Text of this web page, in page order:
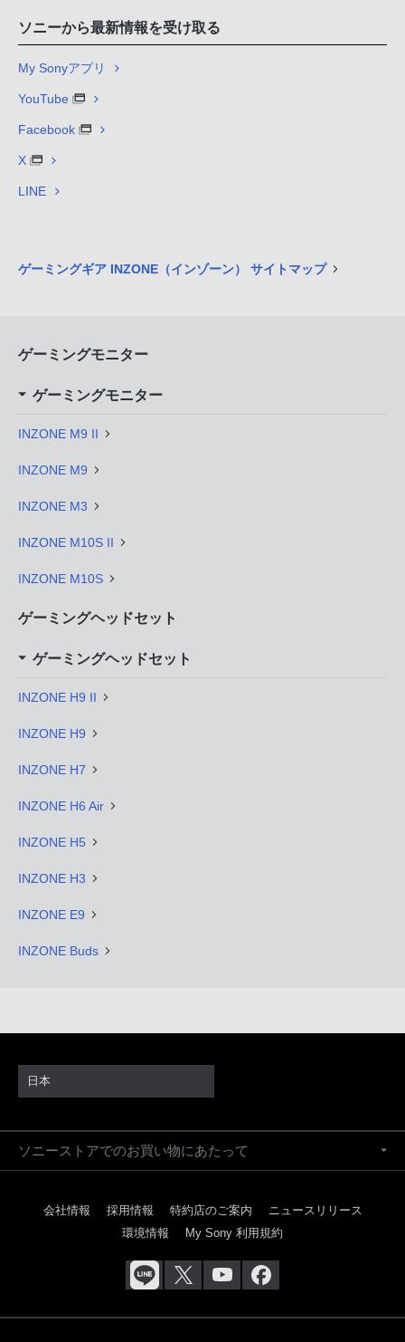
ソニーから最新情報を受け取る
My Sonyアプリ
YouTube
Facebook
X
LINE
ゲーミングギア INZONE（インゾーン） サイトマップ
ゲーミングモニター
ゲーミングモニター
INZONE M9 II
INZONE M9
INZONE M3
INZONE M10S II
INZONE M10S
ゲーミングヘッドセット
ゲーミングヘッドセット
INZONE H9 II
INZONE H9
INZONE H7
INZONE H6 Air
INZONE H5
INZONE H3
INZONE E9
INZONE Buds
日本
ソニーストアでのお買い物にあたって
会社情報 採用情報 特約店のご案内
ニュースリリース
環境情報
My Sony 利用規約